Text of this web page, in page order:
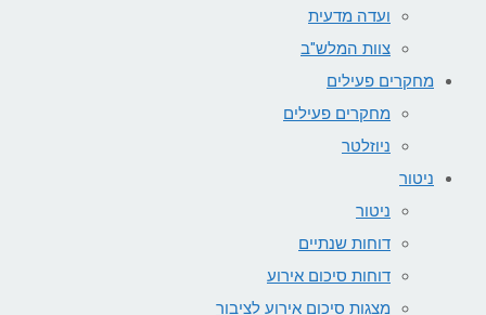
ועדה מדעית
צוות המלש"ב
מחקרים פעילים
מחקרים פעילים
ניוזלטר
ניטור
ניטור
דוחות שנתיים
דוחות סיכום אירוע
מצגות סיכום אירוע לציבור